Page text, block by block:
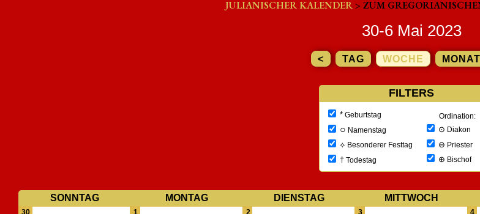
JULIANISCHER KALENDER > ZUM
30-6 Mai 2023
< TAG WOCHE MONAT
FILTERS
*Geburtstag
○ Namenstag
⟡ Besonderer Festtag
†Todestag
Ordination:
⊙ Diakon
⊖ Priester
⊕ Bischof
SONNTAG MONTAG DIENSTAG MITTWOCH